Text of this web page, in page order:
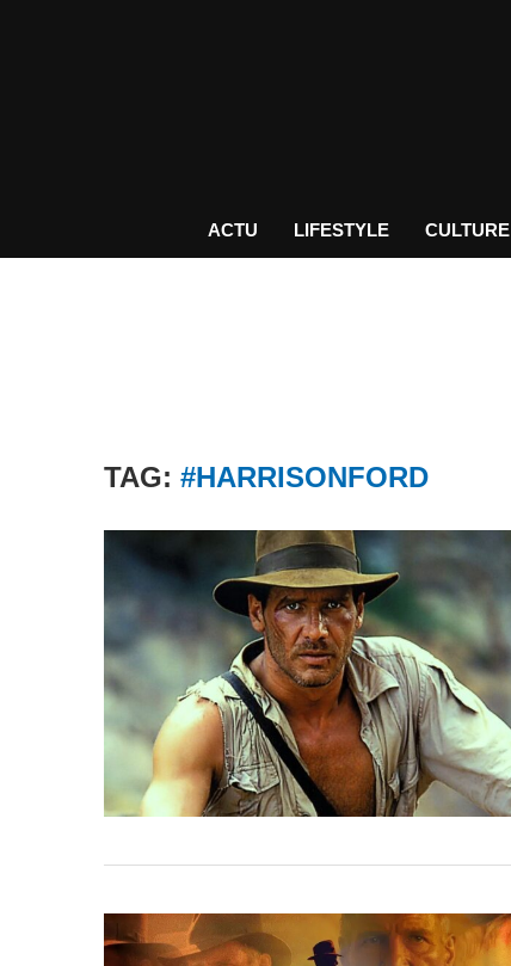
ACTU LIFESTYLE CULTURE
TAG: #HARRISONFORD